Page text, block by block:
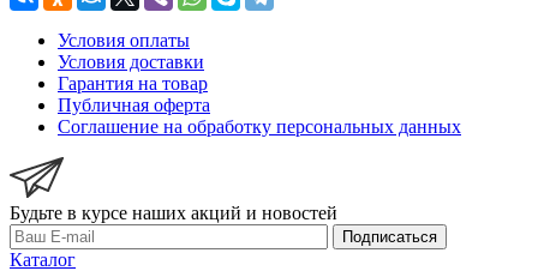
Условия оплаты
Условия доставки
Гарантия на товар
Публичная оферта
Соглашение на обработку персональных данных
Будьте в курсе наших акций и новостей
Подписаться
Каталог